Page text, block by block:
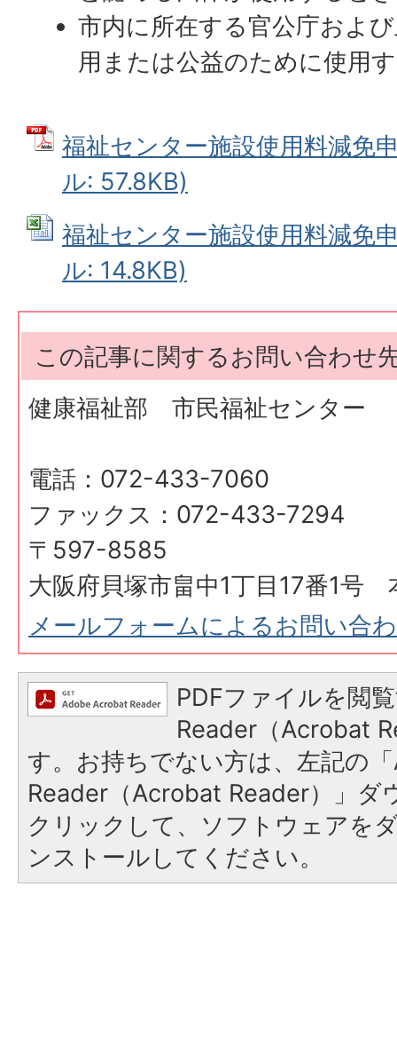
市内に所在する官公庁およ
用または公益のために使用
福祉センター施設使用料減免
ル: 57.8KB)
福祉センター施設使用料減免
ル: 14.8KB)
この記事に関するお問い合わせ
健康福祉部 市民福祉センター
電話：072-433-7060
ファックス：072-433-7294
〒597-8585
大阪府貝塚市畠中1丁目17番1号
メールフォームによるお問い合
PDFファイルを閲
Reader（Acrobat
す。お持ちでない方は、左記の
Reader（Acrobat Reader）」ダ
クリックして、ソフトウェアを
ンストールしてください。